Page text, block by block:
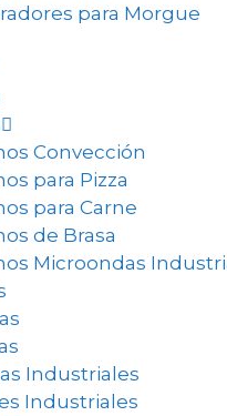
para Morgue
Convección
para Pizza
para Carne
de Brasa
Microondas
Industriales
Industriales